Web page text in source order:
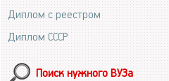
Диплом с реестром
Диплом СССР
Поиск нужного ВУЗа